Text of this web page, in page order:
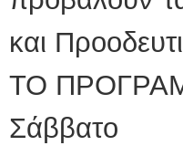
και
ΤΟ
Σάββατο